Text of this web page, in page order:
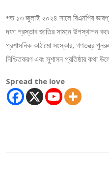
গত ১৩ জুলাই ২০২৪ সালে বিএনপির
দফা প্রস্তাব জাতির সামনে উপস্থাপন
প্রশাসনিক কাঠামো সংস্কার, গণতন্ত্র
নিশ্চিতকরণ এবং সুশাসন প্রতিষ্ঠার কথা
Spread the love